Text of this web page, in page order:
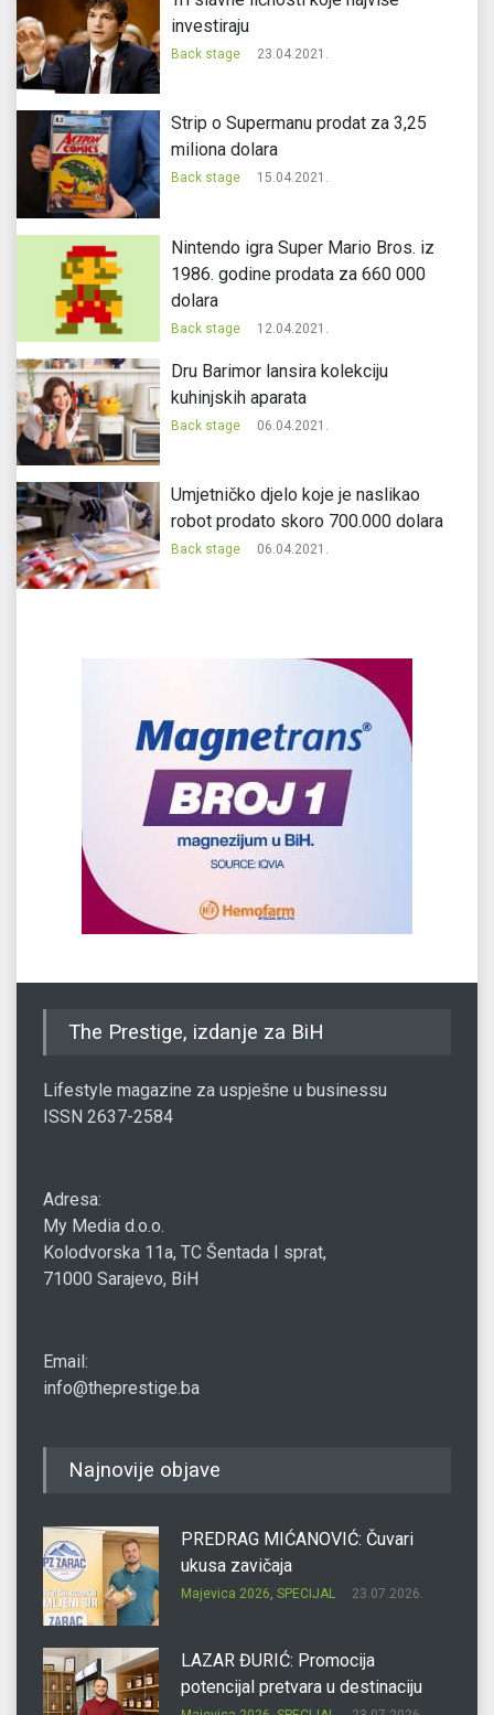
investiraju
Back stage 23.04.2021.
Strip o Supermanu prodat za 3,25
miliona dolara
Back stage 15.04.2021.
Nintendo igra Super Mario Bros. iz
1986. godine prodata za 660 000
dolara
Back stage 12.04.2021.
Dru Barimor lansira kolekciju
kuhinjskih aparata
Back stage 06.04.2021.
Umjetničko djelo koje je naslikao
robot prodato skoro 700.000 dolara
Back stage 06.04.2021.
The Prestige, izdanje za BiH
Lifestyle magazine za uspješne u businessu
ISSN 2637-2584
Adresa:
My Media d.o.o.
Kolodvorska 11a, TC Šentada I sprat,
71000 Sarajevo, BiH
Email:
info@theprestige.ba
Najnovije objave
PREDRAG MIĆANOVIĆ: Čuvari
ukusa zavičaja
Majevica 2026, SPECIJAL 23.07.2026.
LAZAR ĐURIĆ: Promocija
potencijal pretvara u destinaciju